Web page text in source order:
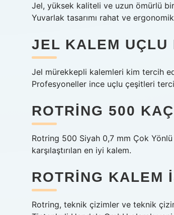
Jel, yüksek kaliteli ve uzun ömürlü
Yuvarlak tasarımı rahat ve
JEL KALEM UÇLU
Jel mürekkepli kalemleri kim tercih
Profesyoneller ince uçlu çeşitleri
ROTRING 500
Rotring 500 Siyah 0,7 mm Çok
karşılaştırılan en iyi kalem.
ROTRING KALEM
Rotring, teknik çizimler ve teknik